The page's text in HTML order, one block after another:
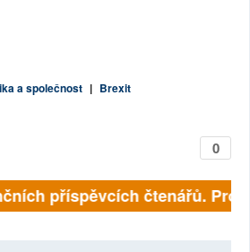
a společnost | Brexit
0
příspěvcích čtenářů.